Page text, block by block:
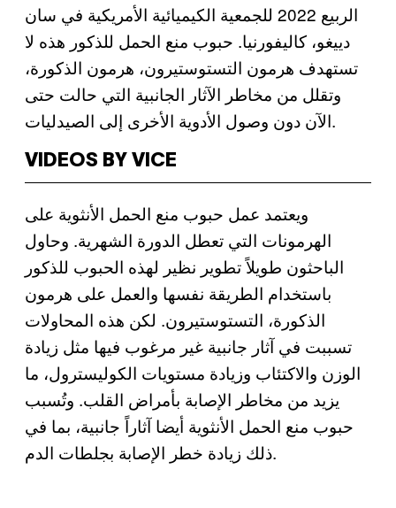
الربيع 2022 للجمعية الكيميائية الأمريكية في سان
دييغو، كاليفورنيا. حبوب منع الحمل للذكور هذه لا
تستهدف هرمون التستوستيرون، هرمون الذكورة،
وتقلل من مخاطر الآثار الجانبية التي حالت حتى
الآن دون وصول الأدوية الأخرى إلى الصيدليات.
VIDEOS BY VICE
ويعتمد عمل حبوب منع الحمل الأنثوية على
الهرمونات التي تعطل الدورة الشهرية. وحاول
الباحثون طويلاً تطوير نظير لهذه الحبوب للذكور
باستخدام الطريقة نفسها والعمل على هرمون
الذكورة، التستوستيرون. لكن هذه المحاولات
تسببت في آثار جانبية غير مرغوب فيها مثل زيادة
الوزن والاكتئاب وزيادة مستويات الكوليسترول، ما
يزيد من مخاطر الإصابة بأمراض القلب. وتُسبب
حبوب منع الحمل الأنثوية أيضا آثاراً جانبية، بما في
ذلك زيادة خطر الإصابة بجلطات الدم.